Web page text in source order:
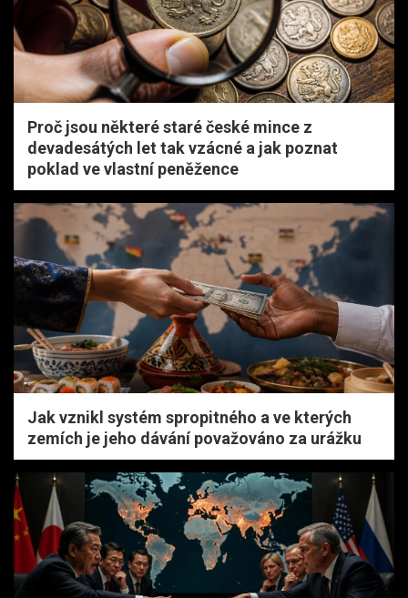
Proč jsou některé staré české mince z
devadesátých let tak vzácné a jak poznat
poklad ve vlastní peněžence
Jak vznikl systém spropitného a ve kterých
zemích je jeho dávání považováno za urážku